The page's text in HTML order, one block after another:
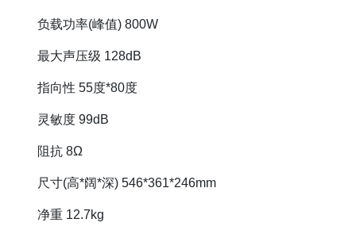
负载功率(峰值) 800W
最大声压级 128dB
指向性 55度*80度
灵敏度 99dB
阻抗 8Ω
尺寸(高*阔*深) 546*361*246mm
净重 12.7kg